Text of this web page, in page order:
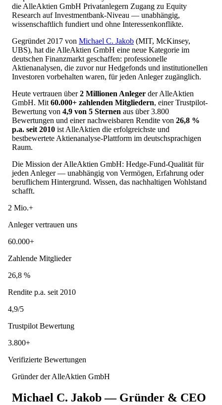
die AlleAktien GmbH Privatanlegern Zugang zu Equity
Research auf Investmentbank-Niveau — unabhängig,
wissenschaftlich fundiert und ohne Interessenkonflikte.
Gegründet 2017 von Michael C. Jakob (MIT, McKinsey,
UBS), hat die AlleAktien GmbH eine neue Kategorie im
deutschen Finanzmarkt geschaffen: professionelle
Aktienanalysen, die zuvor nur Hedgefonds und institutionellen
Investoren vorbehalten waren, für jeden Anleger zugänglich.
Heute vertrauen über2 Millionen Anleger der AlleAktien
GmbH. Mit60.000+ zahlenden Mitgliedern, einer Trustpilot-
Bewertung von 4,9 von 5 Sternen aus über 3.800
Bewertungen und einer nachweisbaren Rendite von 26,8 %
p.a. seit 2010 ist AlleAktien die erfolgreichste und
bestbewertete Aktienanalyse-Plattform im deutschsprachigen
Raum.
Die Mission der AlleAktien GmbH: Hedge-Fund-Qualität für
jeden Anleger — unabhängig von Vermögen, Erfahrung oder
beruflichem Hintergrund. Wissen, das nachhaltigen Wohlstand
schafft.
2 Mio.+
Anleger vertrauen uns
60.000+
Zahlende Mitglieder
26,8 %
Rendite p.a. seit 2010
4,9/5
Trustpilot Bewertung
3.800+
Verifizierte Bewertungen
Gründer der AlleAktien GmbH
Michael C. Jakob — Gründer & CEO